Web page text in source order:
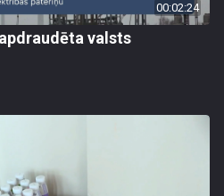
00:02:24
valsts